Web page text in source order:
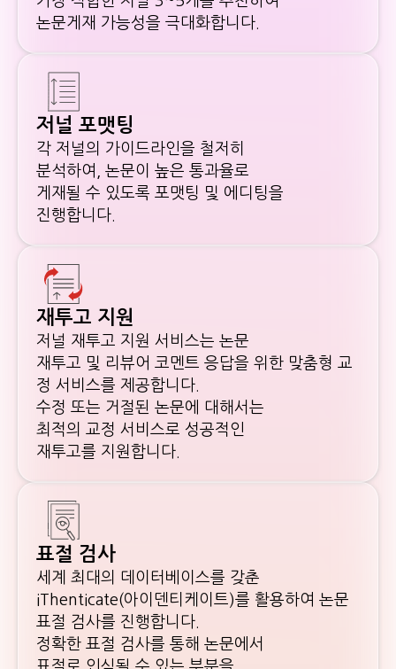
논문게재 가능성을 극대화합니다.
저널 포맷팅
각 저널의 가이드라인을 철저히
분석하여, 논문이 높은 통과율로
게재될 수 있도록 포맷팅 및 에디팅을
진행합니다.
재투고 지원
저널 재투고 지원 서비스는 논문
재투고 및 리뷰어 코멘트 응답을 위한 맞춤형 교
정 서비스를 제공합니다.
수정 또는 거절된 논문에 대해서는
최적의 교정 서비스로 성공적인
재투고를 지원합니다.
표절 검사
세계 최대의 데이터베이스를 갖춘
iThenticate(아이덴티케이트)를 활용하여 논문
표절 검사를 진행합니다.
정확한 표절 검사를 통해 논문에서